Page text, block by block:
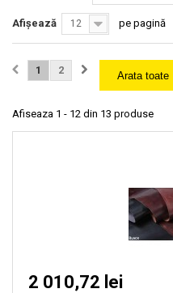
Afișează 12 pe pagină
Arata toate
1 2
Afiseaza 1 - 12 din 13 produse
2 010,72 lei